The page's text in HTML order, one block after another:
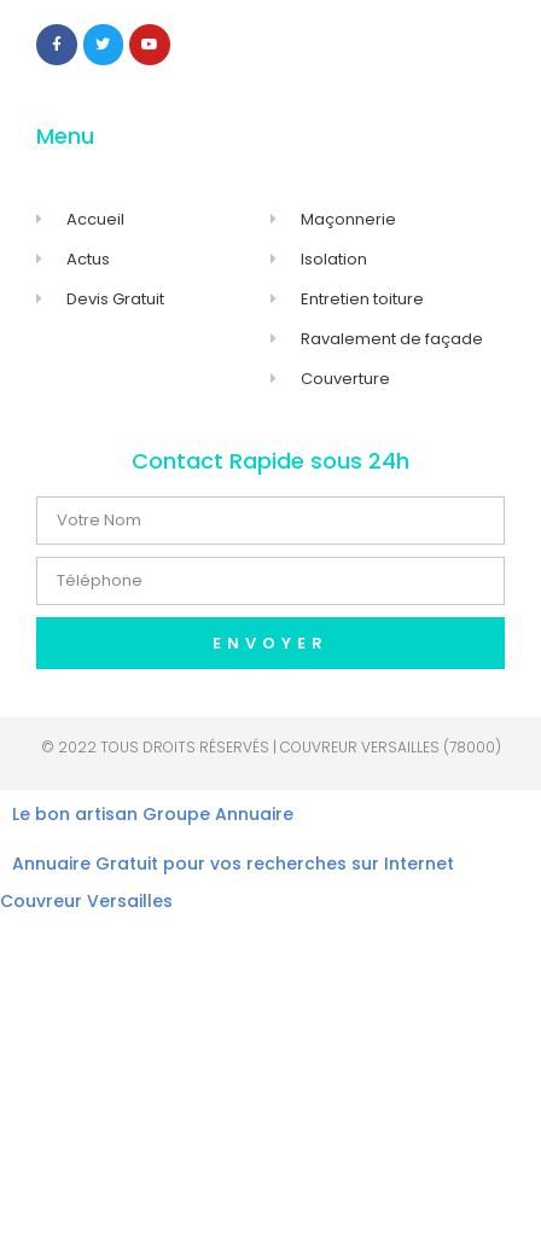
Menu
Accueil
Actus
Devis Gratuit
Maçonnerie
Isolation
Entretien toiture
Ravalement de façade
Couverture
Contact Rapide sous 24h
ENVOYER
© 2022 TOUS DROITS RÉSERVÉS | COUVREUR VERSAILLES (78000)
Le bon artisan Groupe Annuaire
Annuaire Gratuit pour vos recherches sur Internet
Couvreur Versailles